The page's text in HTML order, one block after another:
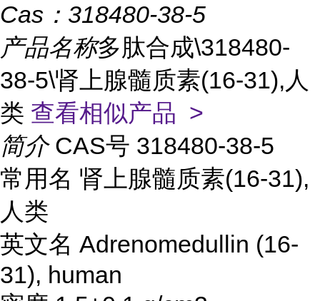
Cas： 318480-38-5
产品名称多肽合成\318480-
38-5\肾上腺髓质素(16-31),人
类 查看相似产品 >
简介 CAS号 318480-38-5
常用名 肾上腺髓质素(16-31),
人类
英文名 Adrenomedullin (16-
31), human